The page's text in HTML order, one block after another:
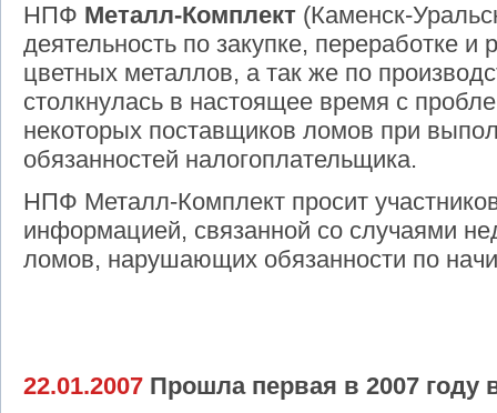
НПФ Металл-Комплект (Каменск-
деятельность по закупке, переработке
цветных металлов, а так же по
столкнулась в настоящее время с
некоторых поставщиков ломов при
обязанностей налогоплательщика.
НПФ Металл-Комплект просит
информацией, связанной со случаями
ломов, нарушающих обязанности по
22.01.2007 Прошла первая в 2007 году